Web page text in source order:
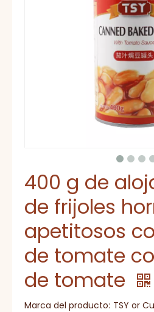
400 g de
de frijoles
apetitosos
de tomate
de tomate
Marca del producto: TSY or